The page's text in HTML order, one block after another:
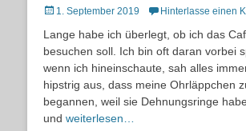
Posted
1. September 2019 Hinterlasse einen
Lange habe ich überlegt, ob ich das
besuchen soll. Ich bin oft daran vorbei
wenn ich hineinschaute, sah alles
hipstrig aus, dass meine Ohrläppchen
begannen, weil sie Dehnungsringe
und weiterlesen…